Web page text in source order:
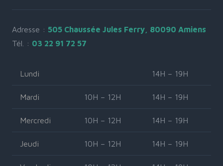
Adresse : 505 Chaussée Jules Ferry, 80090 Amiens
Tél. : 03 22 91 72 57
Lundi 14H – 19H
Mardi 10H – 12H 14H – 19H
Mercredi 10H – 12H 14H – 19H
Jeudi 10H – 12H 14H – 19H